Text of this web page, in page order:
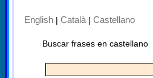
English | Català | Castellano
Buscar frases en castellano